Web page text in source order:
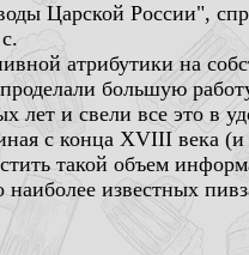
Царской России",
атрибутики на
большую
лет и свели все это в
с конца XVIII века
такой объем
известных